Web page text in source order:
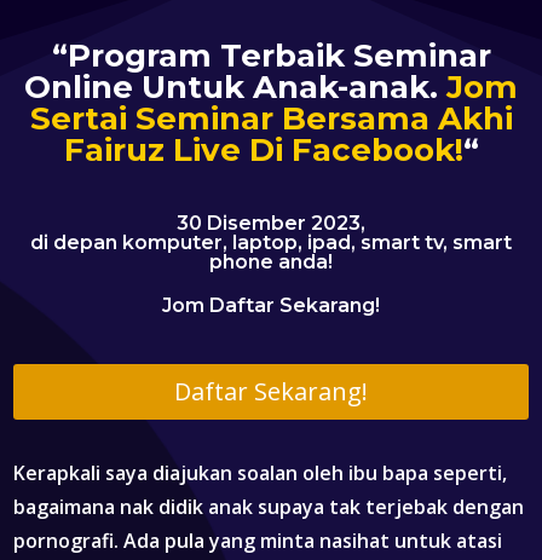
“Program Terbaik Seminar
Online Untuk Anak-anak.Jom
Sertai Seminar Bersama Akhi
Fairuz Live Di Facebook!“
30 Disember 2023,
di depan komputer, laptop, ipad, smart tv, smart
phone anda!
Jom Daftar Sekarang!
Daftar Sekarang!
Kerapkali saya diajukan soalan oleh ibu bapa seperti,
bagaimana nak didik anak supaya tak terjebak dengan
pornografi. Ada pula yang minta nasihat untuk atasi